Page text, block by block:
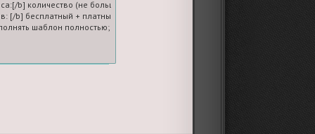
b] количество (не больше пяти; на вашем счете должно быть
[/b] бесплатный + платные
шаблон полностью; если платных голосов нет, ставьте 0